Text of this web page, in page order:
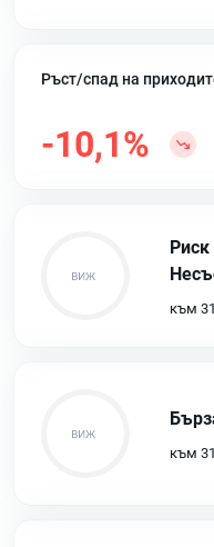
Ръст/спад на
-10,1%
към
към